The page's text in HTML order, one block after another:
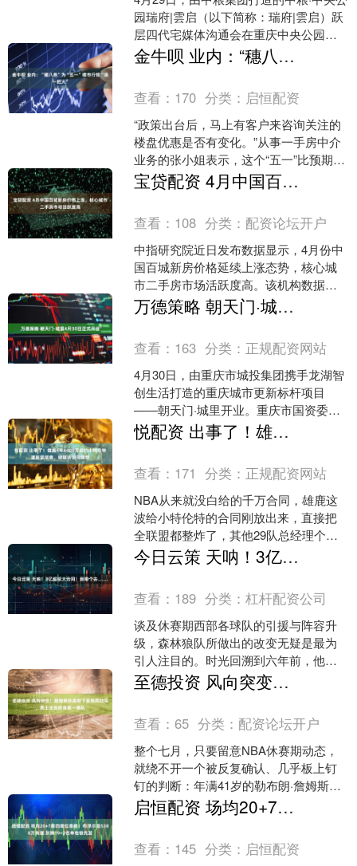
园瑞府|雲启（以下简称：瑞府|雲启）跃
层四代宅媒体沟通会在重庆中央公园举
行。活动吸引多家主流媒体及行业人士
到场，围绕“好....
金牛呗 业内：“穗八条”为“五一”楼市行情“添一把火”
查看： 170 分类： 启恒配资
“政策出台后，马上有客户来咨询关注的
楼盘优惠是否有变化。”从事一手房中介
业务的张小姐表示，这个“五一”比预期的
更忙。“五一”假期，广州发布《关于进一
步促进房地产....
宝贷配资 4月中国百城新房价格上涨，核心城市二手房市场活跃度高
查看： 108 分类： 配资论坛开户
中指研究院近日发布数据显示，4月份中
国百城新房价格延续上涨态势，核心城
市二手房市场活跃度高。该机构数据显
示，2026年4月，中国100个城市新建住
宅平均价格为每....
万德策略 朝天门·城里4月30日正式开业
查看： 163 分类： 正规配资网站
4月30日，由重庆市城投集团携手龙湖智
创生活打造的重庆城市更新标杆项目
——朝天门·城里开业。重庆市国资委、
市商务委、市工商联、渝中区政府相关
领导，重庆城投集团、....
悦配资 出事了！雄鹿4年6400万续约小特伦特遭联盟彻查，暗箱协议引猜想
查看： 171 分类： 正规配资网站
NBA从来就没白给的千万合同，雄鹿这
波给小特伦特的合同刚放出来，直接把
全联盟都整炸了，其他29队总经理个个
皱眉头，都闻出不对劲了。现在NBA官
方直接下场彻查，这....
今日云策 天呐！3亿超级大合同！我嘞个去……
查看： 189 分类：杠杆配资公司
谈及休赛期西部各球队的引援与阵容升
级，森林狼队所做出的改变无疑是最为
引人注目的。时光回溯到六年前，他们
凭借手中的状元签，毅然决然地选中了
潜力无限的华子；而今夏，....
至德投资 风向突变！詹姆斯休赛期下家格局改写，勇士逆势跻身第一梯队
查看：65 分类： 配资论坛开户
整个七月，只要留意NBA休赛期动态，
就绕不开一个被反复确认、几乎板上钉
钉的判断：年满41岁的勒布朗·詹姆斯，
必将重返克利夫兰骑士队，在这座承载
青春记忆的城市画下....
启恒配资 场均20+7前四顺位最稳！布泽尔签5380万有理 灰熊19+2名单他锁先发
查看： 145 分类： 启恒配资